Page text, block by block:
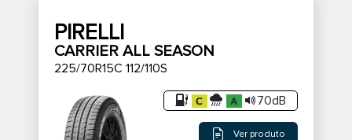
PIRELLI
CARRIER ALL SEASON
225/70R15C 112/110S
70dB
Ver produto